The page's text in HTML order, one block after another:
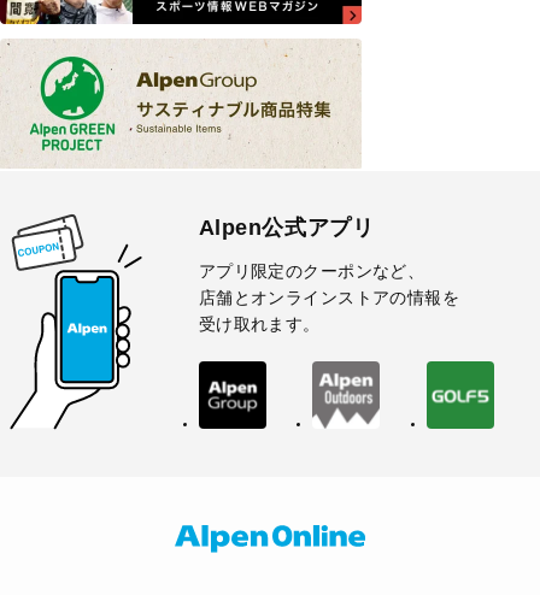
Alpen公式アプリ
アプリ限定のクーポンなど、
店舗とオンラインストアの情報を
受け取れます。